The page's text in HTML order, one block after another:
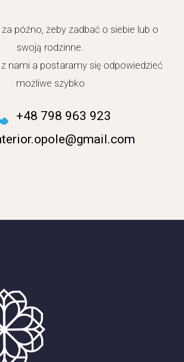
późno, żeby zadbać o siebie lub o
swoją rodzinne.
nami a postaramy się odpowiedzieć
możliwe szybko
+48 798 963 923